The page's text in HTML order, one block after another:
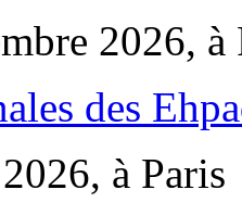
2026, à
des
à Paris